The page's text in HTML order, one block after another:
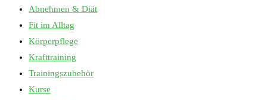
Abnehmen & Diät
Fit im Alltag
Körperpflege
Krafttraining
Trainingszubehör
Kurse